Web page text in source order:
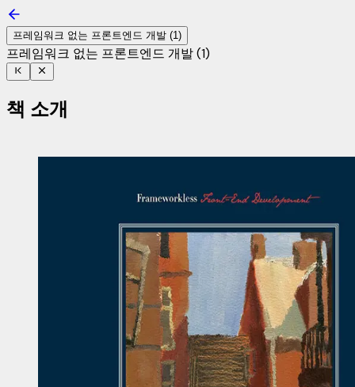
프레임워크 없는 프론트엔드 개발 (1)
프레임워크 없는 프론트엔드 개발 (1)
책 소개